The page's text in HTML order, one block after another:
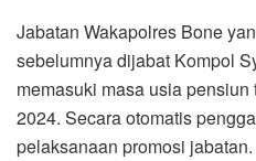
Jabatan Wakapolres Bone
sebelumnya dijabat Kompol
memasuki masa usia
2024. Secara otomatis
pelaksanaan promosi jabatan.